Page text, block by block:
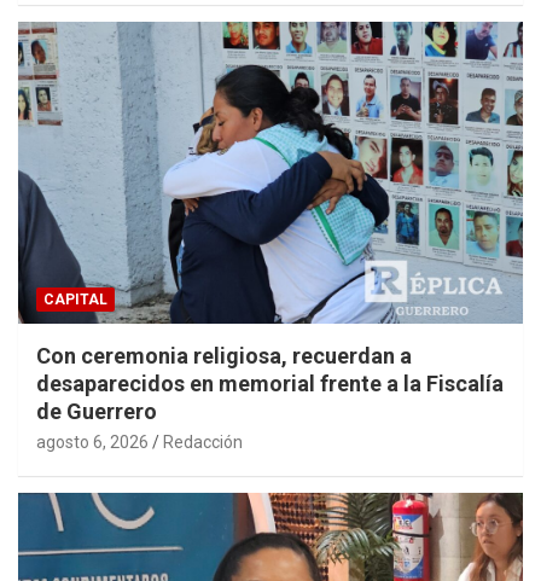
CAPITAL
Con ceremonia religiosa, recuerdan a
desaparecidos en memorial frente a la Fiscalía
de Guerrero
agosto 6, 2026 Redacción